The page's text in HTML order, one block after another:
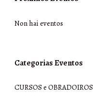
Non hai eventos
Categorias Eventos
CURSOS e OBRADOIROS